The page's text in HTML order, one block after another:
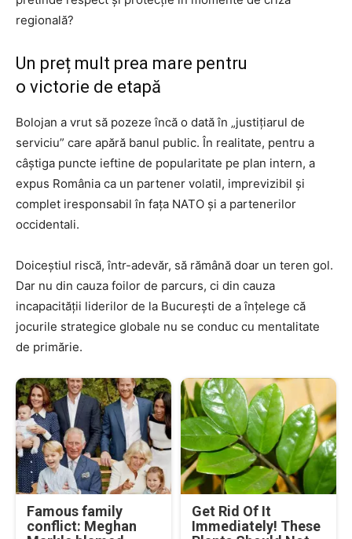
regională?
Un preț mult prea mare pentru
o victorie de etapă
Bolojan a vrut să pozeze încă o dată în „justițiarul de
serviciu” care apără banul public. În realitate, pentru a
câștiga puncte ieftine de popularitate pe plan intern, a
expus România ca un partener volatil, imprevizibil și
complet iresponsabil în fața NATO și a partenerilor
occidentali.
Doiceștiul riscă, într-adevăr, să rămână doar un teren gol.
Dar nu din cauza foilor de parcurs, ci din cauza
incapacității liderilor de la București de a înțelege că
jocurile strategice globale nu se conduc cu mentalitate
de primărie.
Famous family
conflict: Meghan
Get Rid Of It
Immediately! These